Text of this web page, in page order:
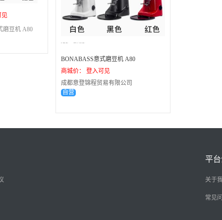
见
磨豆机 A80
BONABASS意式磨豆机 A80
商城价： 登入可见
成都意登锦程贸易有限公司
自营
平
关于
常见